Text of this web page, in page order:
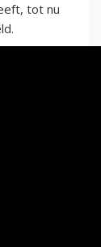
tot nu